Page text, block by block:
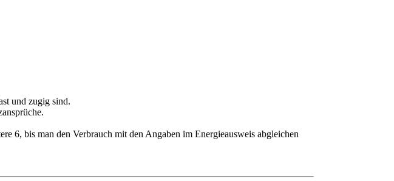
und zugig sind.
6, bis man den Verbrauch mit den Angaben im Energieausweis abgleichen